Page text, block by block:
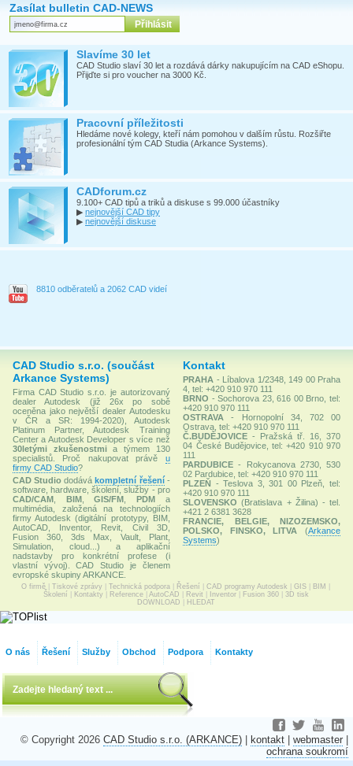
Zasílat bulletin CAD-NEWS
Slavíme 30 let
CAD Studio slaví 30 let a rozdává dárky nakupujícím na CAD eShopu.
Přijďte si pro voucher na 3000 Kč.
Pracovní příležitosti
Hledáme nové kolegy, kteří nám pomohou v dalším růstu. Rozšiřte
profesionální tým CAD Studia (Arkance Systems).
CADforum.cz
9.100+ CAD tipů a triků a diskuse s 99.000 účastníky
▶ nejnovější CAD tipy
▶ nejnovější diskuse
8810 odběratelů a 2062 CAD videí
CAD Studio s.r.o. (součást
Arkance Systems)
Firma CAD Studio s.r.o. je autorizovaný
dealer Autodesk (již 26x po sobě
oceněna jako největší dealer Autodesku
v ČR a SR: 1994-2020), Autodesk
Platinum Partner, Autodesk Training
Center a Autodesk Developer s více než
30letými zkušenostmia týmem 130
specialistů. Proč nakupovat právě u
firmy CAD Studio?
CAD Studio dodávákompletní řešení-
software, hardware, školení, služby - pro
CAD/CAM
BIM,GIS/FM ,PDM a
multimédia, založená na technologiích
firmy Autodesk (digitální prototypy, BIM,
AutoCAD, Inventor, Revit, Civil 3D,
Fusion 360, 3ds Max, Vault, Plant,
Simulation, cloud...) a aplikační
nadstavby pro konkrétní profese (i
vlastní vývoj). CAD Studio je členem
evropské skupiny ARKANCE.
Kontakt
PRAHA - Líbalova 1/2348, 149 00 Praha
4, tel: +420 910 970 111
BRNO - Sochorova 23, 616 00 Brno, tel:
+420 910 970 111
OSTRAVA
- Hornopolní 34, 702 00
Ostrava, tel: +420 910 970 111
Č.BUDĚJOVICE - Pražská tř. 16, 370
04 České Budějovice, tel: +420 910 970
111
PARDUBICE - Rokycanova 2730, 530
02 Pardubice, tel: +420 910 970 111
PLZEŇ - Teslova 3, 301 00 Plzeň, tel:
+420 910 970 111
SLOVENSKO (Bratislava + Žilina) - tel.
+421 2 6381 3628
FRANCIE, BELGIE, NIZOZEMSKO,
POLSKO, FINSKO, LITVA
(Arkance
Systems)
O firmě Tiskové zprávy Technická podpora Řešení CAD programy Autodesk GIS BIM
Školení
Kontakty Reference| AutoCAD Revit Inventor| Fusion 360| 3D tisk
DOWNLOAD
HLEDAT
O nás Řešení Služby Obchod Podpora Kontakty
© Copyright 2026 CAD Studio s.r.o. (ARKANCE) kontakt webmaster
ochrana soukromí